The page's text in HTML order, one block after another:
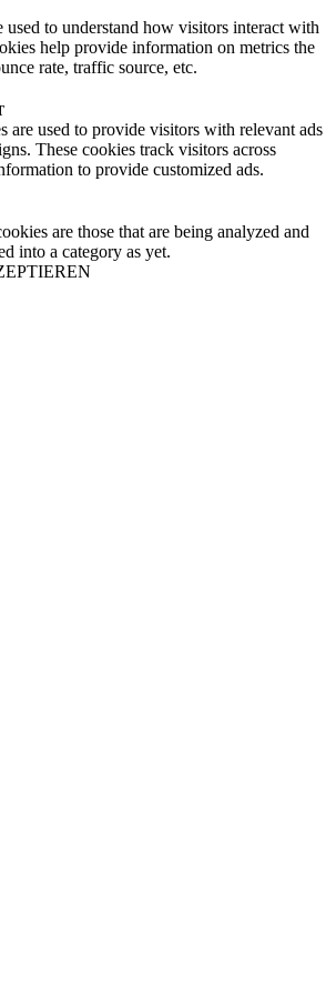
used to understand how visitors interact with
help provide information on metrics the
rate, traffic source, etc.
are used to provide visitors with relevant ads
These cookies track visitors across
to provide customized ads.
are those that are being analyzed and
into a category as yet.